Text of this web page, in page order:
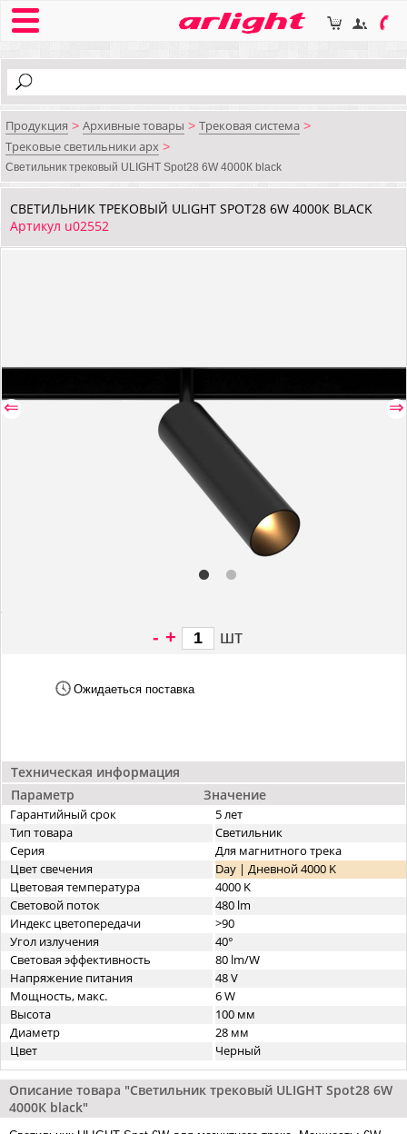
Продукция > Архивные товары > Трековая система >
Трековые светильники арх >
Светильник трековый ULIGHT Spot28 6W 4000К black
СВЕТИЛЬНИК ТРЕКОВЫЙ ULIGHT SPOT28 6W 4000К BLACK
Артикул u02552
⇐ ⇒
Техническая информация
Параметр
Значение
Гарантийный срок
5 лет
Тип товара
Светильник
Серия
Для магнитного трека
Цвет свечения
Day | Дневной 4000 K
Цветовая температура
4000 K
Световой поток
480 lm
Индекс цветопередачи
>90
Угол излучения
40°
Световая эффективность
80 lm/W
Напряжение питания
48 V
Мощность, макс.
6 W
Высота
100 мм
Диаметр
28 мм
Цвет
Черный
- + шт
Ожидаеться поставка
Описание товара "Светильник трековый ULIGHT Spot28 6W
4000К black"